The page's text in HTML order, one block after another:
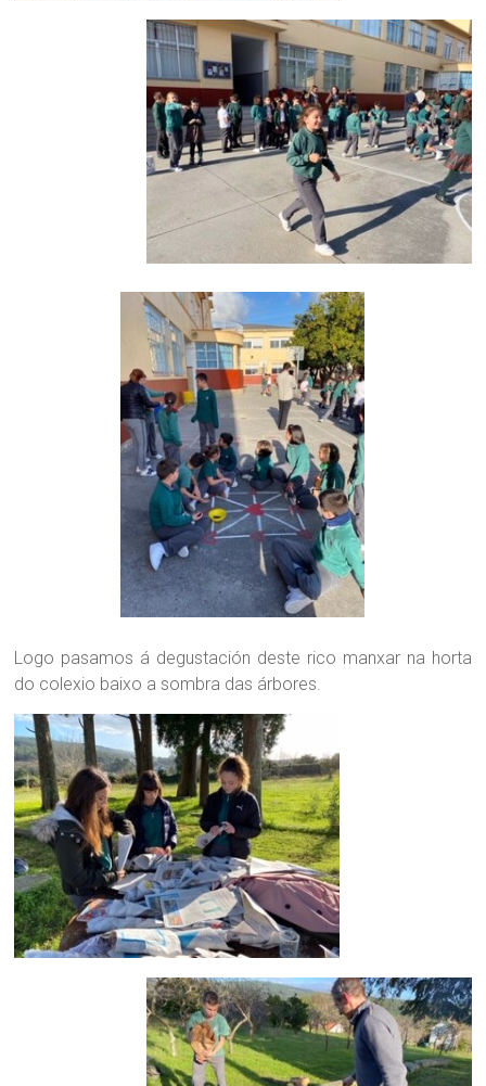
Logo pasamos á degustación deste rico manxar na horta
do colexio baixo a sombra das árbores.